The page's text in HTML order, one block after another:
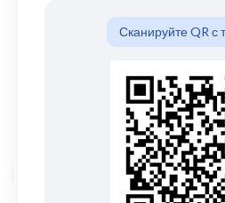
Сканируйте QR с
Нажмите, чтобы увеличить